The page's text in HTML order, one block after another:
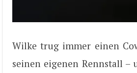
Wilke trug immer einen
seinen eigenen Rennstall –